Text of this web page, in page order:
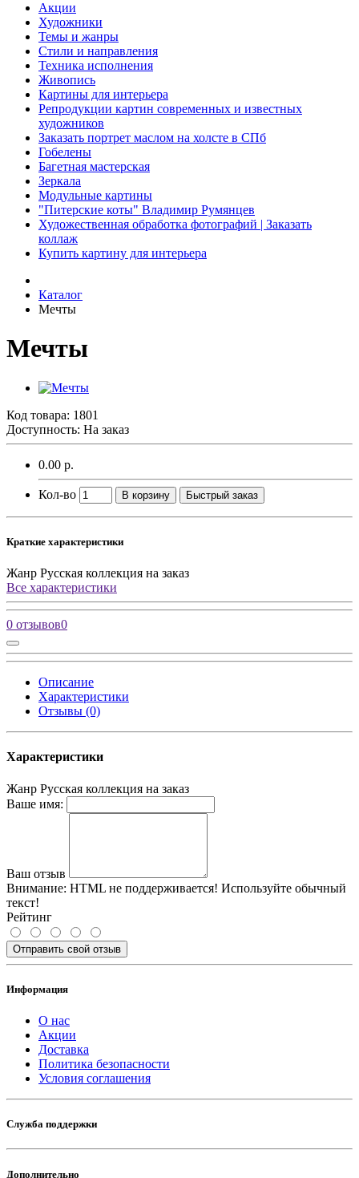
Акции
Художники
Темы и жанры
Стили и направления
Техника исполнения
Живопись
Картины для интерьера
Репродукции картин современных и известных
художников
Заказать портрет маслом на холсте в СПб
Гобелены
Багетная мастерская
Зеркала
Модульные картины
"Питерские коты" Владимир Румянцев
Художественная обработка фотографий | Заказать
коллаж
Купить картину для интерьера
Каталог
Мечты
Мечты
Код товара: 1801
Доступность: На заказ
0.00 р.
Кол-во В корзину Быстрый заказ
Краткие характеристики
Жанр Русская коллекция на заказ
Все характеристики
0 отзывов0
Описание
Характеристики
Отзывы (0)
Характеристики
Жанр Русская коллекция на заказ
Ваше имя:
Ваш отзыв
Внимание: HTML не поддерживается! Используйте обычный
текст!
Рейтинг
Отправить свой отзыв
Информация
О нас
Акции
Доставка
Политика безопасности
Условия соглашения
Служба поддержки
Дополнительно